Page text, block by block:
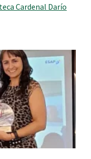
Cardenal Darío